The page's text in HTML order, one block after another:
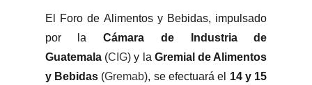
El Foro de Alimentos y Bebidas, impulsado
por laCámara de Industria de
Guatemala(CIG) y la Gremial de Alimentos
y Bebidas (Gremab), se efectuará el 14 y 15